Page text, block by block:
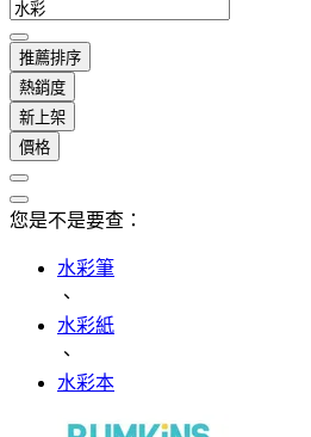
推薦排序
熱銷度
新上架
價格
您是不是要查：
水彩筆
、
水彩紙
、
水彩本